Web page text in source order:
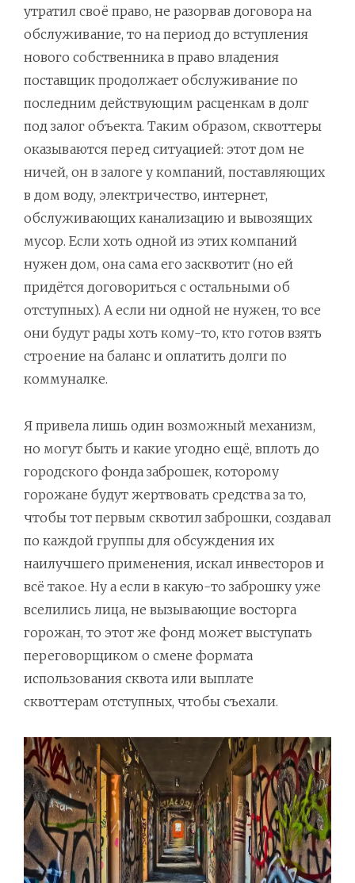
утратил своё право, не разорвав договора на
обслуживание, то на период до вступления
нового собственника в право владения
поставщик продолжает обслуживание по
последним действующим расценкам в долг
под залог объекта. Таким образом, сквоттеры
оказываются перед ситуацией: этот дом не
ничей, он в залоге у компаний, поставляющих
в дом воду, электричество, интернет,
обслуживающих канализацию и вывозящих
мусор. Если хоть одной из этих компаний
нужен дом, она сама его засквотит (но ей
придётся договориться с остальными об
отступных). А если ни одной не нужен, то все
они будут рады хоть кому-то, кто готов взять
строение на баланс и оплатить долги по
коммуналке.
Я привела лишь один возможный механизм,
но могут быть и какие угодно ещё, вплоть до
городского фонда заброшек, которому
горожане будут жертвовать средства за то,
чтобы тот первым сквотил заброшки, создавал
по каждой группы для обсуждения их
наилучшего применения, искал инвесторов и
всё такое. Ну а если в какую-то заброшку уже
вселились лица, не вызывающие восторга
горожан, то этот же фонд может выступать
переговорщиком о смене формата
использования сквота или выплате
сквоттерам отступных, чтобы съехали.